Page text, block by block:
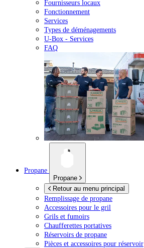
Fournisseurs locaux
Fonctionnement
Services
Types de déménagements
U-Box - Services
FAQ
Propane
Propane
Retour au menu principal
Remplissage de propane
Accessoires pour le gril
Grils et fumoirs
Chaufferettes portatives
Réservoirs de propane
Pièces et accessoires pour réservoir